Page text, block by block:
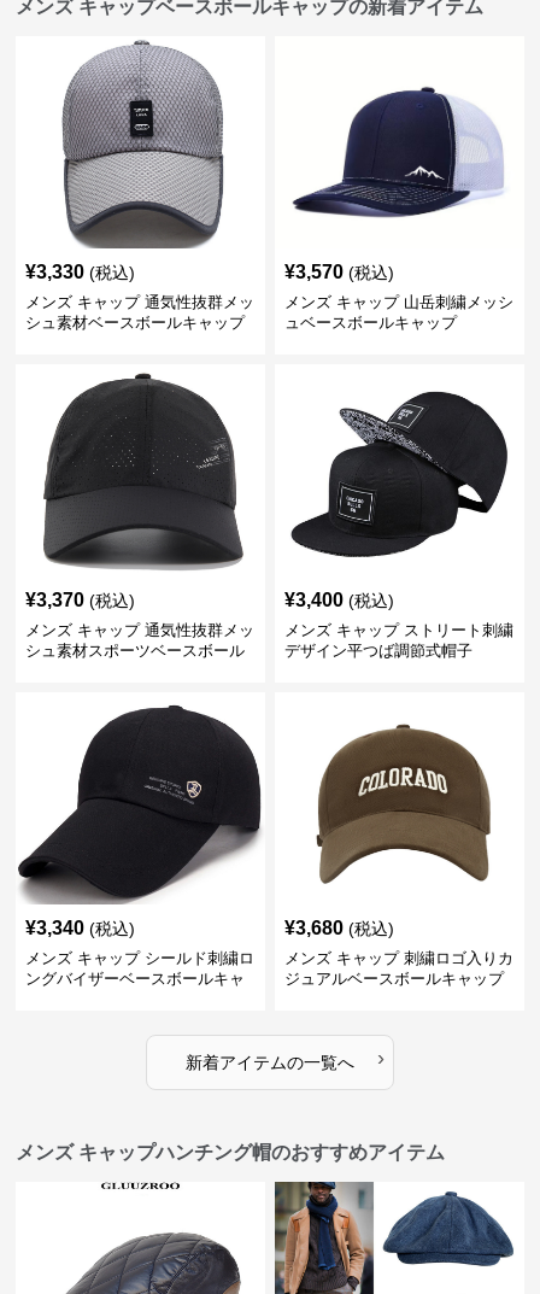
メンズ キャップベースボールキャップの新着アイテム
¥3,330 (税込)
メンズ キャップ 通気性抜群メッ
シュ素材ベースボールキャップ
¥3,570 (税込)
メンズ キャップ 山岳刺繍メッシ
ュベースボールキャップ
¥3,370 (税込)
メンズ キャップ 通気性抜群メッ
シュ素材スポーツベースボール
¥3,400 (税込)
メンズ キャップ ストリート刺繍
デザイン平つば調節式帽子
¥3,340 (税込)
メンズ キャップ シールド刺繍ロ
ングバイザーベースボールキャ
¥3,680 (税込)
メンズ キャップ 刺繍ロゴ入りカ
ジュアルベースボールキャップ
新着アイテムの一覧へ ›
メンズ キャップハンチング帽のおすすめアイテム